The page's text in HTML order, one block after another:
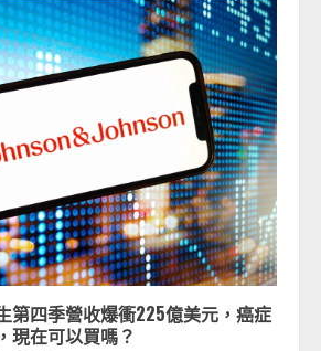
第四季營收爆衝225億美元，癌症
現在可以買嗎？